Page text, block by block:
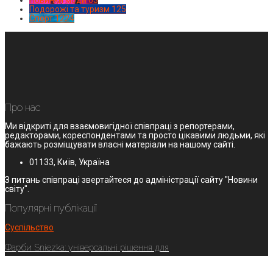
Подорожі та туризм 125
Спорт1224
Про нас
Ми відкриті для взаємовигідної співпраці з репортерами,
редакторами, кореспондентами та просто цікавими людьми, які
бажають розміщувати власні матеріали на нашому сайті.
01133, Київ, Україна
З питань співпраці звертайтеся до адміністрації сайту "Новини
світу".
Популярні публікації
Суспільство
Фарби Sniezka: універсальні рішення для